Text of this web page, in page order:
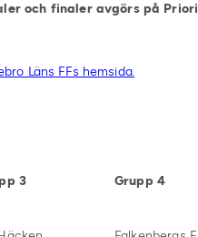
och finaler avgörs på
Läns FFs hemsida.
3 Grupp 4